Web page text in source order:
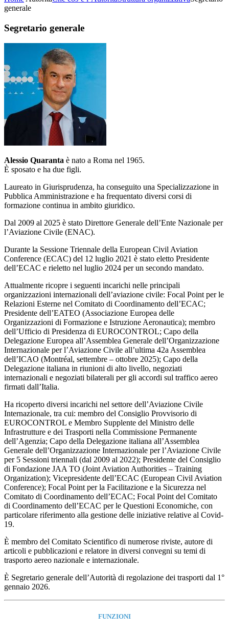
generale
Segretario generale
Alessio Quaranta è nato a Roma nel 1965.
È sposato e ha due figli.
Laureato in Giurisprudenza, ha conseguito una Specializzazione in
Pubblica Amministrazione e ha frequentato diversi corsi di
formazione continua in ambito giuridico.
Dal 2009 al 2025 è stato Direttore Generale dell’Ente Nazionale per
l’Aviazione Civile (ENAC).
Durante la Sessione Triennale della European Civil Aviation
Conference (ECAC) del 12 luglio 2021 è stato eletto Presidente
dell’ECAC e rieletto nel luglio 2024 per un secondo mandato.
Attualmente ricopre i seguenti incarichi nelle principali
organizzazioni internazionali dell’aviazione civile: Focal Point per le
Relazioni Esterne nel Comitato di Coordinamento dell’ECAC;
Presidente dell’EATEO (Associazione Europea delle
Organizzazioni di Formazione e Istruzione Aeronautica); membro
dell’Ufficio di Presidenza di EUROCONTROL; Capo della
Delegazione Europea all’Assemblea Generale dell’Organizzazione
Internazionale per l’Aviazione Civile all’ultima 42a Assemblea
dell’ICAO (Montréal, settembre – ottobre 2025); Capo della
Delegazione italiana in riunioni di alto livello, negoziati
internazionali e negoziati bilaterali per gli accordi sul traffico aereo
firmati dall’Italia.
Ha ricoperto diversi incarichi nel settore dell’Aviazione Civile
Internazionale, tra cui: membro del Consiglio Provvisorio di
EUROCONTROL e Membro Supplente del Ministro delle
Infrastrutture e dei Trasporti nella Commissione Permanente
dell’Agenzia; Capo della Delegazione italiana all’Assemblea
Generale dell’Organizzazione Internazionale per l’Aviazione Civile
per 5 Sessioni triennali (dal 2009 al 2022); Presidente del Consiglio
di Fondazione JAA TO (Joint Aviation Authorities – Training
Organization); Vicepresidente dell’ECAC (European Civil Aviation
Conference); Focal Point per la Facilitazione e la Sicurezza nel
Comitato di Coordinamento dell’ECAC; Focal Point del Comitato
di Coordinamento dell’ECAC per le Questioni Economiche, con
particolare riferimento alla gestione delle iniziative relative al Covid-
19.
È membro del Comitato Scientifico di numerose riviste, autore di
articoli e pubblicazioni e relatore in diversi convegni su temi di
trasporto aereo nazionale e internazionale.
È Segretario generale dell’Autorità di regolazione dei trasporti dal 1°
gennaio 2026.
FUNZIONI